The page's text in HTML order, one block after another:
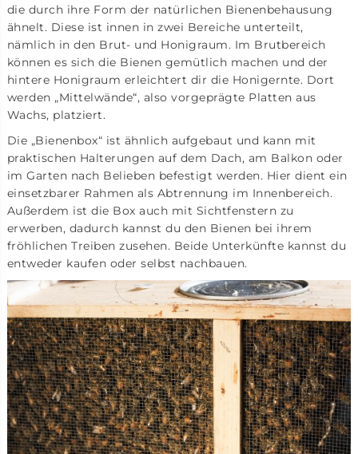
die durch ihre Form der natürlichen Bienenbehausung
ähnelt. Diese ist innen in zwei Bereiche unterteilt,
nämlich in den Brut- und Honigraum. Im Brutbereich
können es sich die Bienen gemütlich machen und der
hintere Honigraum erleichtert dir die Honigernte. Dort
werden „Mittelwände“, also vorgeprägte Platten aus
Wachs, platziert.
Die „Bienenbox“ ist ähnlich aufgebaut und kann mit
praktischen Halterungen auf dem Dach, am Balkon oder
im Garten nach Belieben befestigt werden. Hier dient ein
einsetzbarer Rahmen als Abtrennung im Innenbereich.
Außerdem ist die Box auch mit Sichtfenstern zu
erwerben, dadurch kannst du den Bienen bei ihrem
fröhlichen Treiben zusehen. Beide Unterkünfte kannst du
entweder kaufen oder selbst nachbauen.